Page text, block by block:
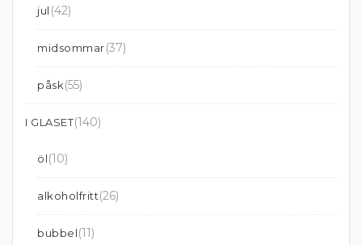
jul (42)
midsommar(37)
påsk(55)
I GLASET(140)
öl(10)
alkoholfritt(26)
bubbel(11)